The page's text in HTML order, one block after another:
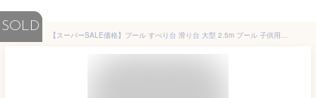
SOLD
【スーパーSALE価格】プール すべり台 滑り台 大型 2.5m プール 子供用 ファミリープール 大型プール キッズプール ビニールプール 子ども用プール 家庭用プール ガーデンプール すべり台付き 滑り台付き すべり台付きプール スライダー 長方形